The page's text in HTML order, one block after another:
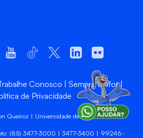
Conosco
Sempre Unifor
de Privacidade
Queiroz | Universidade de Fortaleza
(85) 3477-3000 | 3477-3400 | 99246-